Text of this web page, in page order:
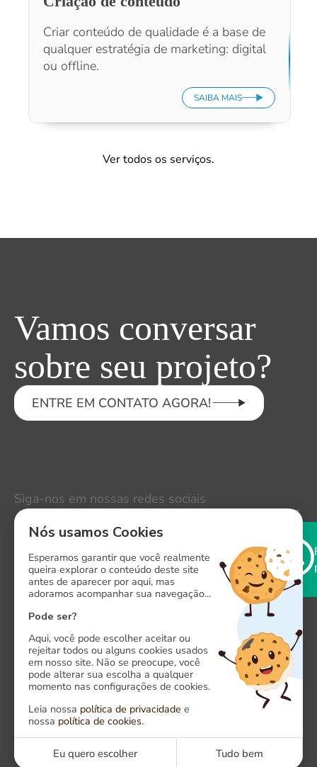
Criar conteúdo de qualidade é a base de
qualquer estratégia de marketing: digital
ou offline.
SAIBA MAIS
Ver todos os serviços.
Vamos conversar
sobre seu projeto?
ENTRE EM CONTATO AGORA!
Siga-nos em nossas redes sociais
LinkedIn
Instagram
Facebook
X
Onde estamos
Alameda das Algarobas, 118. CEP: 41820-500
Caminho das Árvores, Salvador - Bahia
Fale com a Click
Nós usamos Cookies
Esperamos garantir que você realmente
queira explorar o conteúdo deste site
antes de aparecer por aqui, mas
adoramos acompanhar sua navegação...
Pode ser?
Aqui, você pode escolher aceitar ou
rejeitar todos ou alguns cookies usados
em nosso site. Não se preocupe, você
pode alterar sua escolha a qualquer
momento nas configurações de cookies.
Leia nossa política de privacidade e
nossa política de cookies.
Eu quero escolher Tudo bem